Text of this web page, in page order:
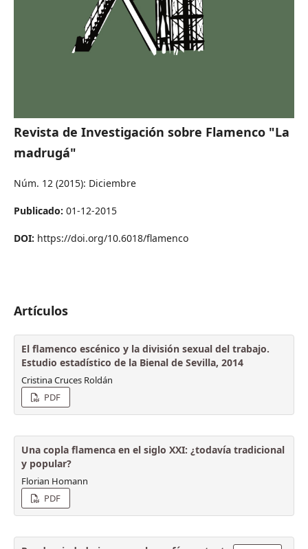
Revista de Investigación sobre Flamenco "La
madrugá"
Núm. 12 (2015): Diciembre
Publicado: 01-12-2015
DOI: https://doi.org/10.6018/flamenco
Artículos
El flamenco escénico y la división sexual del trabajo.
Estudio estadístico de la Bienal de Sevilla, 2014
Cristina Cruces Roldán
PDF
Una copla flamenca en el siglo XXI: ¿todavía tradicional
y popular?
Florian Homann
PDF